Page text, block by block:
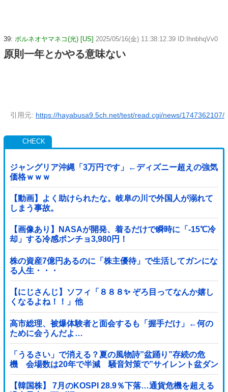
39: ボルネオヤマネコ(光) [US] 2025/05/16(金) 11:38:12.39 ID:IhnbhqVv0
原則一年とかやる意味ない
引用元: https://hayabusa9.5ch.net/test/read.cgi/news/1747362107/
ジャングリア沖縄「3万円です」←ディズニー超えの強気
価格ｗｗｗ
【動画】よく助けられたな。岐阜の川で外国人が溺れて
しまう事故。
【画像あり】NASAが開発、着るだけで瞬時に「-15℃冷
却」する冷感ポンチョ3,980円！
株の資産7億円あるのに「株主優待」で生活してガンにな
る人生・・・
【にじさんじ】ソフィ「８８８✨ ぞろ目ってなんか嬉し
くなるよね！！」他
高市総理、被爆体験者と面会するも「握手だけ」←何の
ために会うんだよ…
「うるさい」で消える？夏の風物詩”盆踊り”存続の危
機 会場数は20年で半減 騒音対策で”サイレント盆ダン
ス”も
【韓国株】 7月のKOSPI 28.9％下落…通貨危機を超える